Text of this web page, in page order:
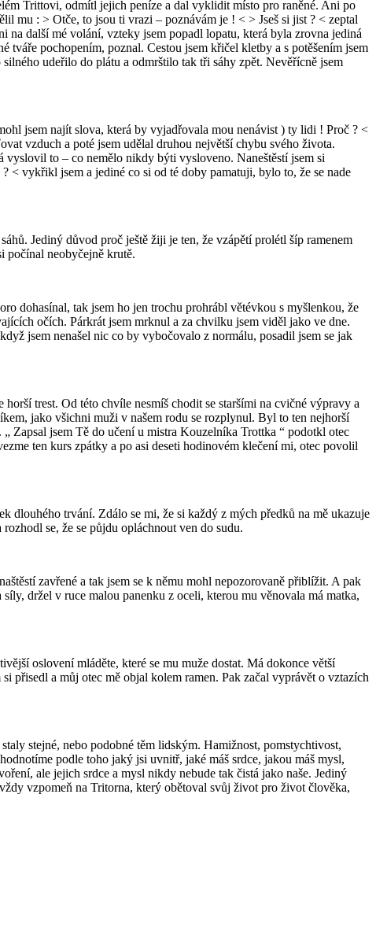
Trittovi, odmítl jejich peníze a dal vyklidit místo pro raněné. Ani po
mu : > Otče, to jsou ti vrazi – poznávám je ! < > Jseš si jist ? < zeptal
další mé volání, vzteky jsem popadl lopatu, která byla zrovna jediná
tváře pochopením, poznal. Cestou jsem křičel kletby a s potěšením jsem
udeřilo do plátu a odmrštilo tak tři sáhy zpět. Nevěřícně jsem
jsem najít slova, která by vyjadřovala mou nenávist ) ty lidi ! Proč ? <
vzduch a poté jsem udělal druhou největší chybu svého života.
to – co nemělo nikdy býti vysloveno. Naneštěstí jsem si
< vykřikl jsem a jediné co si od té doby pamatuji, bylo to, že se nade
Jediný důvod proč ještě žiji je ten, že vzápětí prolétl šíp ramenem
počínal neobyčejně krutě.
dohasínal, tak jsem ho jen trochu prohrábl větévkou s myšlenkou, že
očích. Párkrát jsem mrknul a za chvilku jsem viděl jako ve dne.
jsem nenašel nic co by vybočovalo z normálu, posadil jsem se jak
trest. Od této chvíle nesmíš chodit se staršími na cvičné výpravy a
jako všichni muži v našem rodu se rozplynul. Byl to ten nejhorší
Zapsal jsem Tě do učení u mistra Kouzelníka Trottka “ podotkl otec
ten kurs zpátky a po asi deseti hodinovém klečení mi, otec povolil
dlouhého trvání. Zdálo se mi, že si každý z mých předků na mě ukazuje
se, že se půjdu opláchnout ven do sudu.
zavřené a tak jsem se k němu mohl nepozorovaně přiblížit. A pak
držel v ruce malou panenku z oceli, kterou mu věnovala má matka,
oslovení mláděte, které se mu muže dostat. Má dokonce větší
přisedl a můj otec mě objal kolem ramen. Pak začal vyprávět o vztazích
stejné, nebo podobné těm lidským. Hamižnost, pomstychtivost,
podle toho jaký jsi uvnitř, jaké máš srdce, jakou máš mysl,
ale jejich srdce a mysl nikdy nebude tak čistá jako naše. Jediný
vzpomeň na Tritorna, který obětoval svůj život pro život člověka,